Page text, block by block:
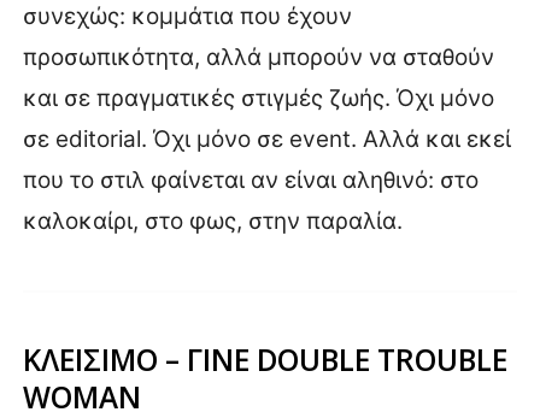
συνεχώς: κομμάτια που έχουν
προσωπικότητα, αλλά μπορούν να σταθούν
και σε πραγματικές στιγμές ζωής. Όχι μόνο
σε editorial. Όχι μόνο σε event. Αλλά και εκεί
που το στιλ φαίνεται αν είναι αληθινό: στο
καλοκαίρι, στο φως, στην παραλία.
ΚΛΕΙΣΙΜΟ – ΓΙΝΕ DOUBLE TROUBLE
WOMAN